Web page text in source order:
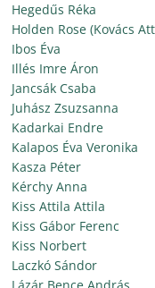
Hegedűs Réka
Holden Rose (Kovács
Ibos Éva
Illés Imre Áron
Jancsák Csaba
Juhász Zsuzsanna
Kadarkai Endre
Kalapos Éva Veronika
Kasza Péter
Kérchy Anna
Kiss Attila Attila
Kiss Gábor Ferenc
Kiss Norbert
Laczkó Sándor